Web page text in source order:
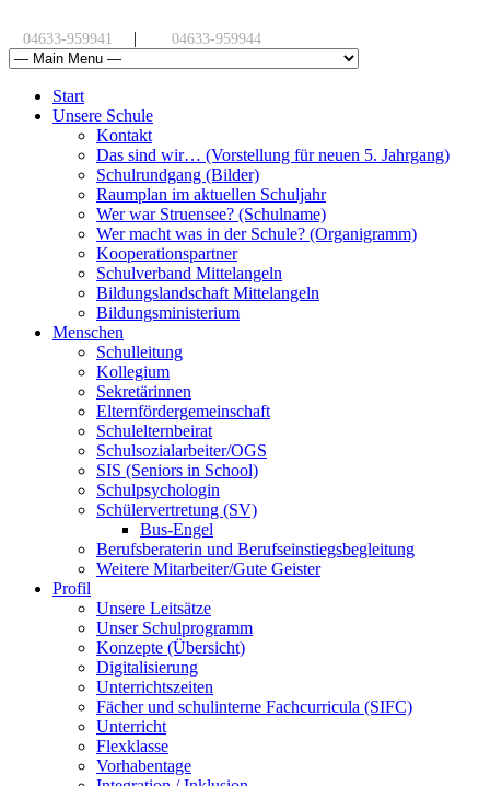
04633-959941 | 04633-959944
Start
Unsere Schule
Kontakt
Das sind wir… (Vorstellung für neuen 5. Jahrgang)
Schulrundgang (Bilder)
Raumplan im aktuellen Schuljahr
Wer war Struensee? (Schulname)
Wer macht was in der Schule? (Organigramm)
Kooperationspartner
Schulverband Mittelangeln
Bildungslandschaft Mittelangeln
Bildungsministerium
Menschen
Schulleitung
Kollegium
Sekretärinnen
Elternfördergemeinschaft
Schulelternbeirat
Schulsozialarbeiter/OGS
SIS (Seniors in School)
Schulpsychologin
Schülervertretung (SV)
Bus-Engel
Berufsberaterin und Berufseinstiegsbegleitung
Weitere Mitarbeiter/Gute Geister
Profil
Unsere Leitsätze
Unser Schulprogramm
Konzepte (Übersicht)
Digitalisierung
Unterrichtszeiten
Fächer und schulinterne Fachcurricula (SIFC)
Unterricht
Flexklasse
Vorhabentage